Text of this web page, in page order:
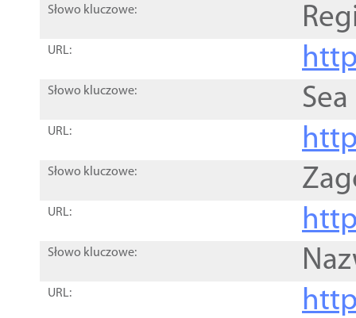
Słowo kluczowe:
URL:
Słowo kluczowe:
URL:
Słowo kluczowe:
URL:
Słowo kluczowe:
URL: